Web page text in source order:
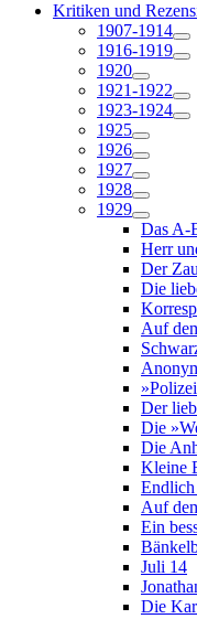
Kritiken und
1907-1914
1916-1919
1920
1921-1922
1923-1924
1925
1926
1927
1928
1929
Das A-
Herr
Der
Die
Auf
Der
Die
Die
Kleine
Endlich
Auf
Ein
Juli 14
Die